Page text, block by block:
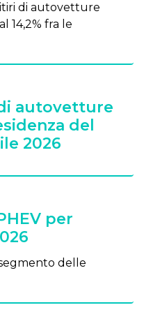
di autovetture
14,2% fra le
autovetture
del
2026
per
delle